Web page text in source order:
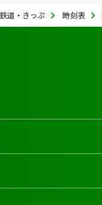
鉄道・きっぷ 時刻表